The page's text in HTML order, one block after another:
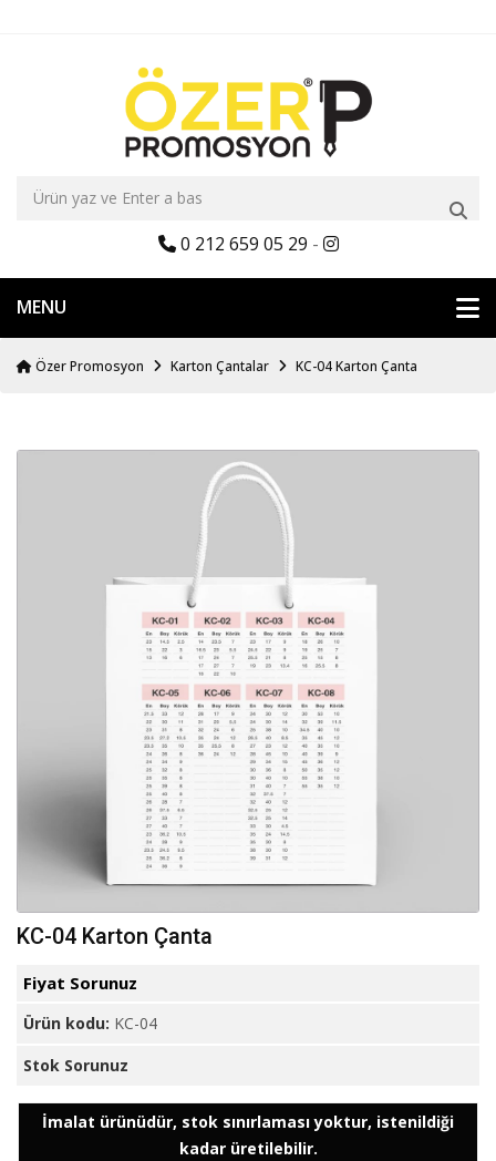
0 212 659 05 29 -
MENU
Özer Promosyon Karton Çantalar KC-04 Karton Çanta
KC-04 Karton Çanta
Fiyat Sorunuz
Ürün kodu: KC-04
Stok Sorunuz
İmalat ürünüdür, stok sınırlaması yoktur, istenildiği
kadar üretilebilir.